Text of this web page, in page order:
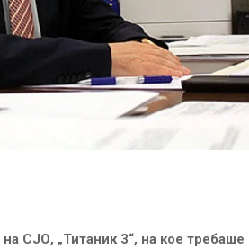
СЈО, „Титаник 3“, на кое